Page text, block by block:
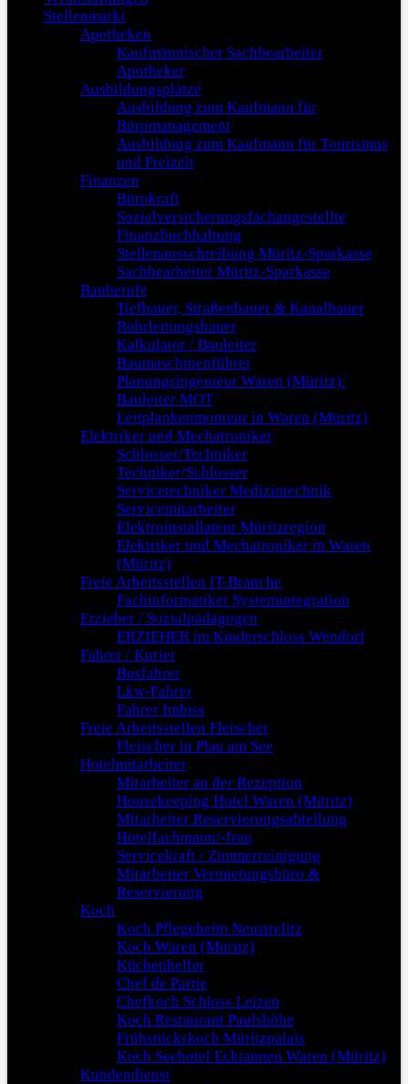
Stellenmarkt
Apotheken
Kaufmännischer Sachbearbeiter
Apotheker
Ausbildungsplätze
Ausbildung zum Kaufmann für
Büromanagement
Ausbildung zum Kaufmann für Tourismus
und Freizeit
Finanzen
Bürokraft
Sozialversicherungsfachangestellte
Finanzbuchhaltung
Stellenausschreibung Müritz-Sparkasse
Sachbearbeiter Müritz-Sparkasse
Bauberufe
Tiefbauer, Straßenbauer & Kanalbauer
Rohrleitungsbauer
Kalkulator / Bauleiter
Baumaschinenführer
Planungsingenieur Waren (Müritz):
Bauleiter MOT
Leitplankenmonteur in Waren (Müritz)
Elektriker und Mechatroniker
Schlosser/Techniker
Techniker/Schlosser
Servicetechniker Medizintechnik
Servicemitarbeiter
Elektroinstallateur Müritzregion
Elektriker und Mechatroniker in Waren
(Müritz)
Freie Arbeitsstellen IT-Branche
Fachinformatiker Systemintegration
Erzieher / Sozialpädagogen
ERZIEHER im Kinderschloss Wendorf
Fahrer / Kurier
Busfahrer
Lkw-Fahrer
Fahrer Imbiss
Freie Arbeitsstellen Fleischer
Fleischer in Plau am See
Hotelmitarbeiter
Mitarbeiter an der Rezeption
Housekeeping Hotel Waren (Müritz)
Mitarbeiter Reservierungsabteilung
Hotelfachmann/-frau
Servicekraft / Zimmerreinigung
Mitarbeiter Vermietungsbüro &
Reservierung
Koch
Koch Pflegeheim Neustrelitz
Koch Waren (Müritz)
Küchenhelfer
Chef de Partie
Chefkoch Schloss Leizen
Koch Restaurant Paulshöhe
Frühstückskoch Müritzpalais
Koch Seehotel Ecktannen Waren (Müritz)
Kundendienst